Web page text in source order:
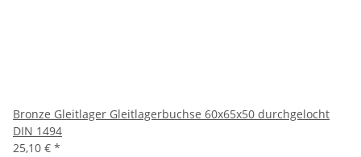
Bronze Gleitlager Gleitlagerbuchse 60x65x50 durchgelocht
DIN 1494
25,10 € *